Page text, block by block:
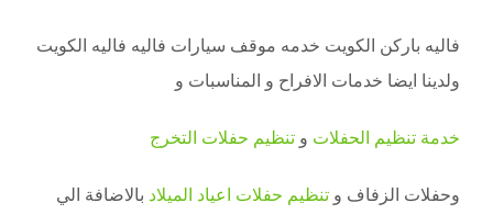
فاليه باركن الكويت خدمه موقف سيارات فاليه فاليه الكويت
ولدينا ايضا خدمات الافراح و المناسبات و
خدمة تنظيم الحفلات و تنظيم حفلات التخرج
وحفلات الزفاف و تنظيم حفلات اعياد الميلاد بالاضافة الي